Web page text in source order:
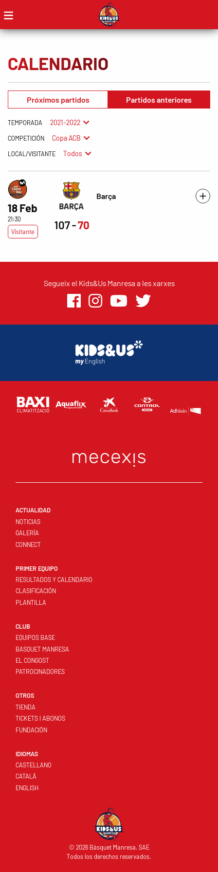
CALENDARIO
Próximos partidos Partidos anteriores
TEMPORADA 2021-2022
COMPETICIÓN Copa ACB
LOCAL/VISITANTE Todos
18 Feb
21:30
Visitante
Barça
107 70
Segueix el Kids&Us Manresa a les xarxes
ACTUALIDAD
NOTICIAS
GALERÍA
CONNECT
PRIMER EQUIPO
RESULTADOS Y CALENDARIO
CLASIFICACIÓN
PLANTILLA
CLUB
EQUIPOS BASE
BASQUET MANRESA
EL CONGOST
PATROCINADORES
OTROS
TIENDA
TICKETS I ABONOS
FUNDACIÓN
IDIOMAS
CASTELLANO
CATALÀ
ENGLISH
© 2026 Bàsquet Manresa, SAE
Todos los derechos reservados.